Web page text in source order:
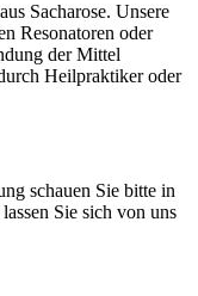
Sacharose. Unsere
Resonatoren oder
der Mittel
Heilpraktiker oder
schauen Sie bitte in
Sie sich von uns